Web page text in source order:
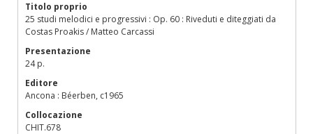
Titolo proprio
25 studi melodici e progressivi : Op. 60 : Riveduti e diteggiati da
Costas Proakis / Matteo Carcassi
Presentazione
24 p.
Editore
Ancona : Béerben, c1965
Collocazione
CHIT.678